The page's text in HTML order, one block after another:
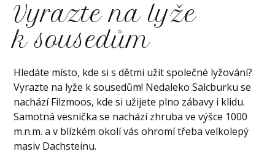
Vyrazte na lyže
k sousedům
Hledáte místo, kde si s dětmi užít společné lyžování?
Vyrazte na lyže k sousedům! Nedaleko Salcburku se
nachází Filzmoos, kde si užijete plno zábavy i klidu.
Samotná vesnička se nachází zhruba ve výšce 1000
m.n.m. a v blízkém okolí vás ohromí třeba velkolepý
masiv Dachsteinu.